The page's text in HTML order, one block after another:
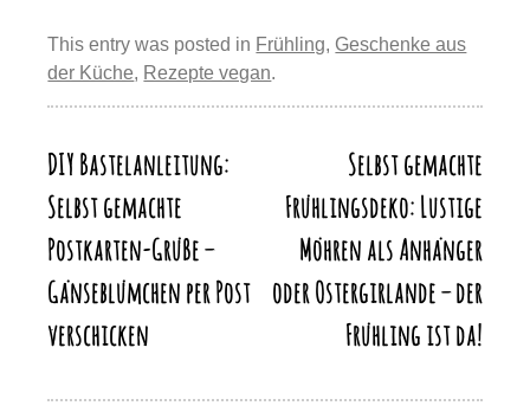
st
b
o
k
y
d
A a
y
Li
k
n
This entry was posted in Frühling, Geschenke aus
der Küche, Rezepte vegan.
Beitragsnavigation
DIY Bastelanleitung:
Selbst gemachte
Postkarten-Grüße –
Gänseblümchen per Post
verschicken
Selbst gemachte
Frühlingsdeko: Lustige
Möhren als Anhänger
oder Ostergirlande – der
Frühling ist da!